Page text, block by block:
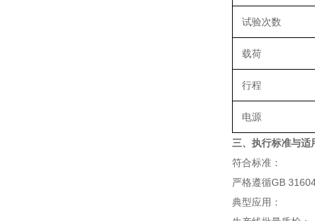
试验次数
载荷
行程
电源
三、执行标准与适
符合标准：
严格遵循GB
‌典型应用‌：